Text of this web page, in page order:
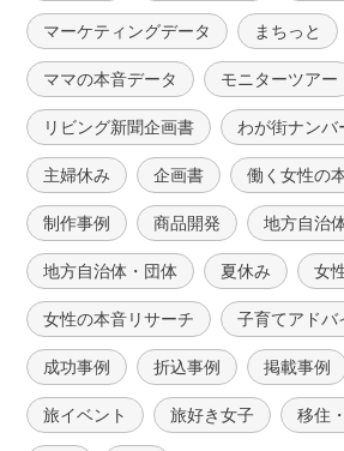
マーケティングデータ まちっと
ママの本音データ モニターツアー
リビング新聞企画書 わが街ナンバ
主婦休み 企画書 働く女性の
制作事例 商品開発 地方自治
地方自治体・団体 夏休み 女
女性の本音リサーチ 子育てアドバ
成功事例 折込事例 掲載事例
旅イベント 旅好き女子 移住